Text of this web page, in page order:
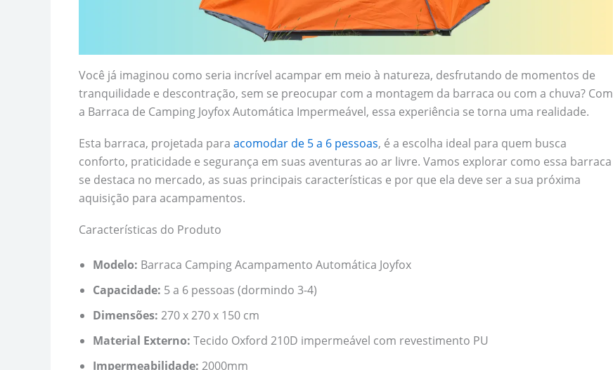
Você já imaginou como seria incrível acampar em meio à natureza, desfrutando de momentos de
tranquilidade e descontração, sem se preocupar com a montagem da barraca ou com a chuva? Com
a Barraca de Camping Joyfox Automática Impermeável, essa experiência se torna uma realidade.
Esta barraca, projetada para acomodar de 5 a 6 pessoas, é a escolha ideal para quem busca
conforto, praticidade e segurança em suas aventuras ao ar livre. Vamos explorar como essa barraca
se destaca no mercado, as suas principais características e por que ela deve ser a sua próxima
aquisição para acampamentos.
Características do Produto
Modelo: Barraca Camping Acampamento Automática Joyfox
Capacidade: 5 a 6 pessoas (dormindo 3-4)
Dimensões: 270 x 270 x 150 cm
Material Externo: Tecido Oxford 210D impermeável com revestimento PU
Impermeabilidade: 2000mm